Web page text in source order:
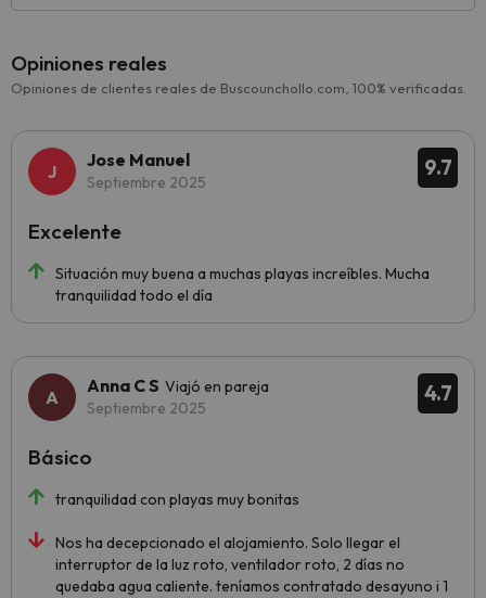
Opiniones reales
Opiniones de clientes reales de Buscounchollo.com, 100% verificadas.
9.7
Jose Manuel
Septiembre 2025
Situación muy buena a muchas playas increíbles. Mucha
tranquilidad todo el día
Excelente
4.7
Anna C S Viajó en pareja
Septiembre 2025
tranquilidad con playas muy bonitas
Nos ha decepcionado el alojamiento. Solo llegar el
interruptor de la luz roto, ventilador roto, 2 días no
quedaba agua caliente. teníamos contratado desayuno i 1
Básico